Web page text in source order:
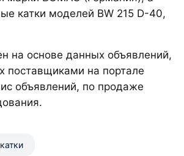
катки моделей BW 215 D-40,
на основе данных объявлений,
поставщиками на портале
объявлений, по продаже